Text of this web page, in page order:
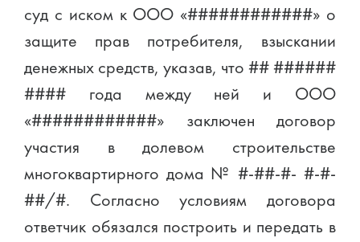
суд с иском к ООО «############» о
защите прав потребителя, взыскании
денежных средств, указав, что ## ######
#### года между ней и ООО
«############» заключен договор
участия в долевом строительстве
многоквартирного дома № #-##-#- #-#-
##/#. Согласно условиям договора
ответчик обязался построить и передать в